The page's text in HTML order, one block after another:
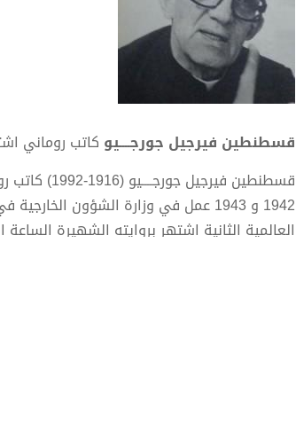
قسطنطين فيرجيل جورجــــيو كاتب روماني اشتهر
العالمية الثانية اشتهر بروايته الشهيرة الساعة ال25 التي صدرت عام